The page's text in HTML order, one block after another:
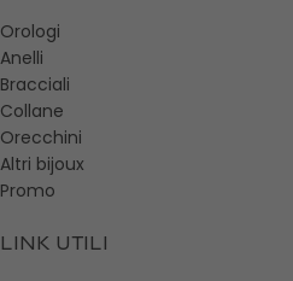
Orologi
Anelli
Bracciali
Collane
Orecchini
Altri bijoux
Promo
LINK UTILI